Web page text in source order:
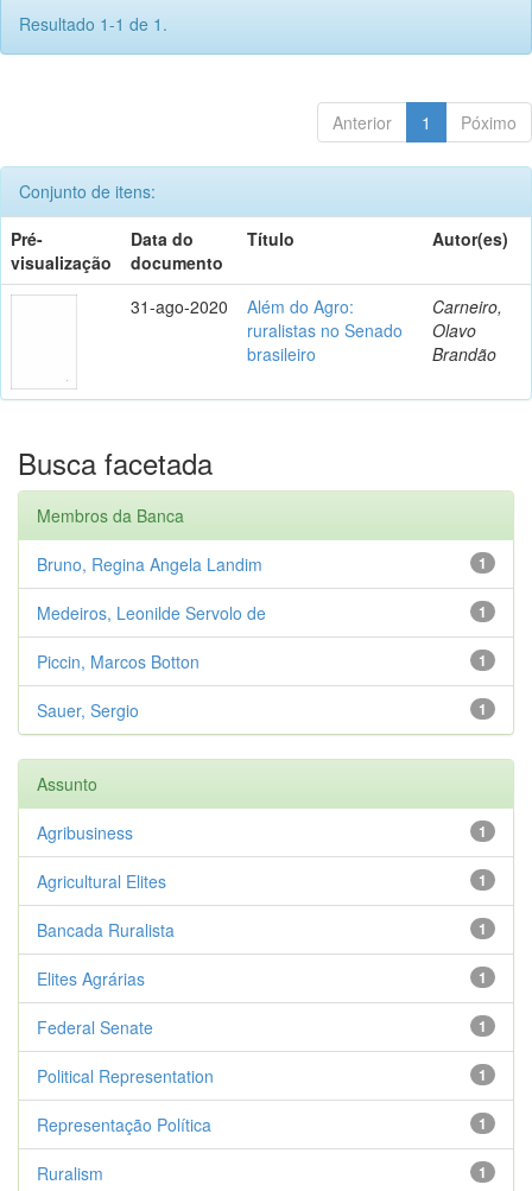
Resultado 1-1 de 1.
Anterior 1 Póximo
Conjunto de itens:
Pré-
visualização
Data do
documento
Título Autor(es)
31-ago-2020
Além do Agro:
ruralistas no Senado
brasileiro
Carneiro,
Olavo
Brandão
Busca facetada
Membros da Banca
1
Bruno, Regina Angela Landim
1
Medeiros, Leonilde Servolo de
1
Piccin, Marcos Botton
1
Sauer, Sergio
Assunto
1
Agribusiness
1
Agricultural Elites
1
Bancada Ruralista
1
Elites Agrárias
1
Federal Senate
1
Political Representation
1
Representação Política
1
Ruralism